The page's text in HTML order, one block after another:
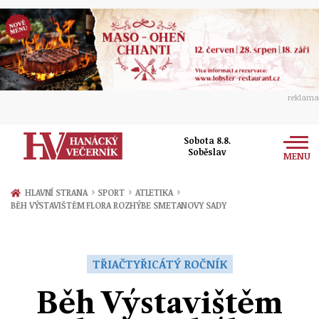
reklama
Sobota 8.8.
Soběslav
MENU
Zprávy
Přerov
Ekonomika
Ženy
Sport
HLAVNÍ STRANA › SPORT › ATLETIKA ›
BĚH VÝSTAVIŠTĚM FLORA ROZHÝBE SMETANOVY SADY
TŘIAČTYŘICÁTÝ ROČNÍK
Běh Výstavištěm